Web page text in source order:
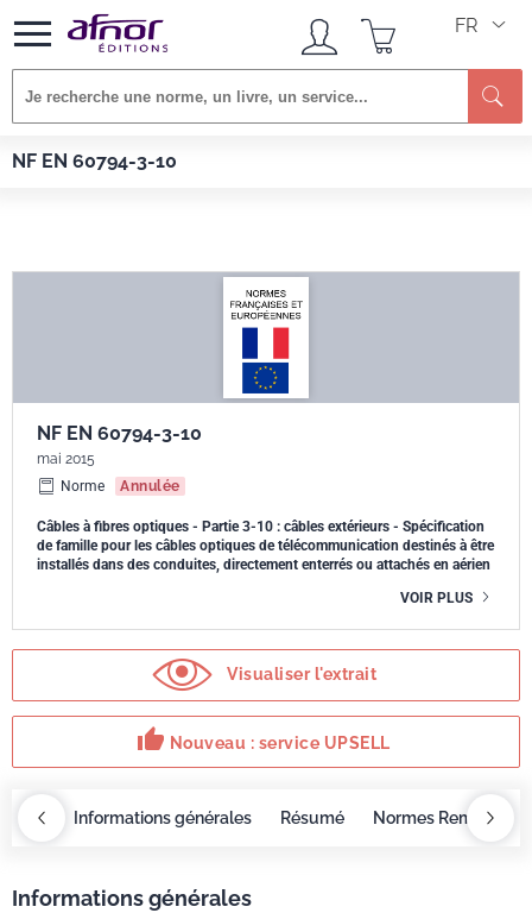
FR
NF EN 60794-3-10
Afnor EDITIONS Normes
NF EN 60794-3-10
mai 2015
Norme
Annulée
Câbles à fibres optiques - Partie 3-10 : câbles extérieurs - Spécification
de famille pour les câbles optiques de télécommunication destinés à être
installés dans des conduites, directement enterrés ou attachés en aérien
VOIR PLUS
Visualiser l'extrait
thumb_up Nouveau : service UPSELL
Informations générales Résumé Normes
Informations générales